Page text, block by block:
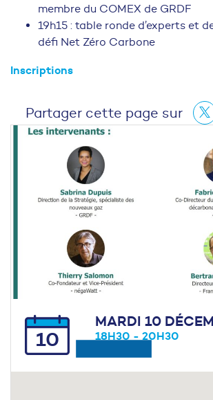
membre du COMEX de GRDF
19h15 : table ronde d’experts et
défi Net Zéro Carbone
Inscriptions
Partager cette page sur
10
MARDI 10
18H30 - 20H30